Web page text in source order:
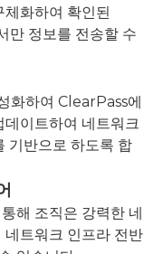
화하여 확인된
만 정보를 전송할 수
화하여 ClearPass에
이트하여 네트워크
기반으로 하도록 합
해 조직은 강력한 네
네트워크 인프라 전반